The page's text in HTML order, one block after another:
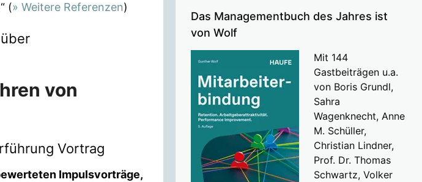
“ (» Weitere Referenzen)
von
Vortrag
Impulsvorträge,
Das Managementbuch des Jahres ist
von Wolf
Mit 144
Gastbeiträgen u.a.
von Boris Grundl,
Sahra
Wagenknecht, Anne
M. Schüller,
Christian Lindner,
Prof. Dr. Thomas
Schwartz, Volker